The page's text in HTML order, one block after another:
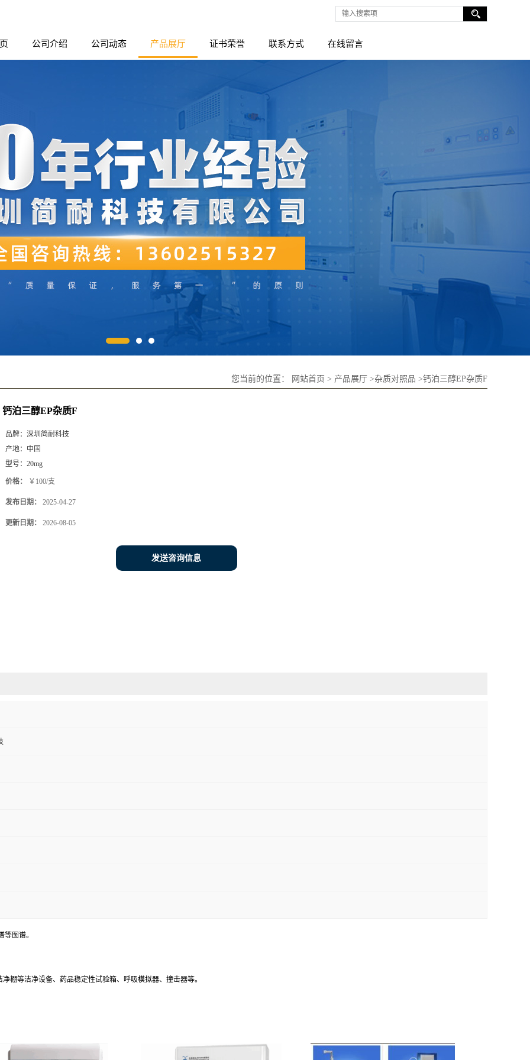
公司介绍 公司动态 产品展厅 证书荣誉 联系方式 在线留言
您当前的位置： 网站首页 > 产品展厅 >杂质对照品 >钙泊三醇EP杂质F
钙泊三醇EP杂质F
品牌： 深圳简耐科技
产地： 中国
型号： 20mg
价格： ￥100/支
发布日期： 2025-04-27
更新日期： 2026-08-05
发送咨询信息
图谱。
棚等洁净设备、药品稳定性试验箱、呼吸模拟器、撞击器等。